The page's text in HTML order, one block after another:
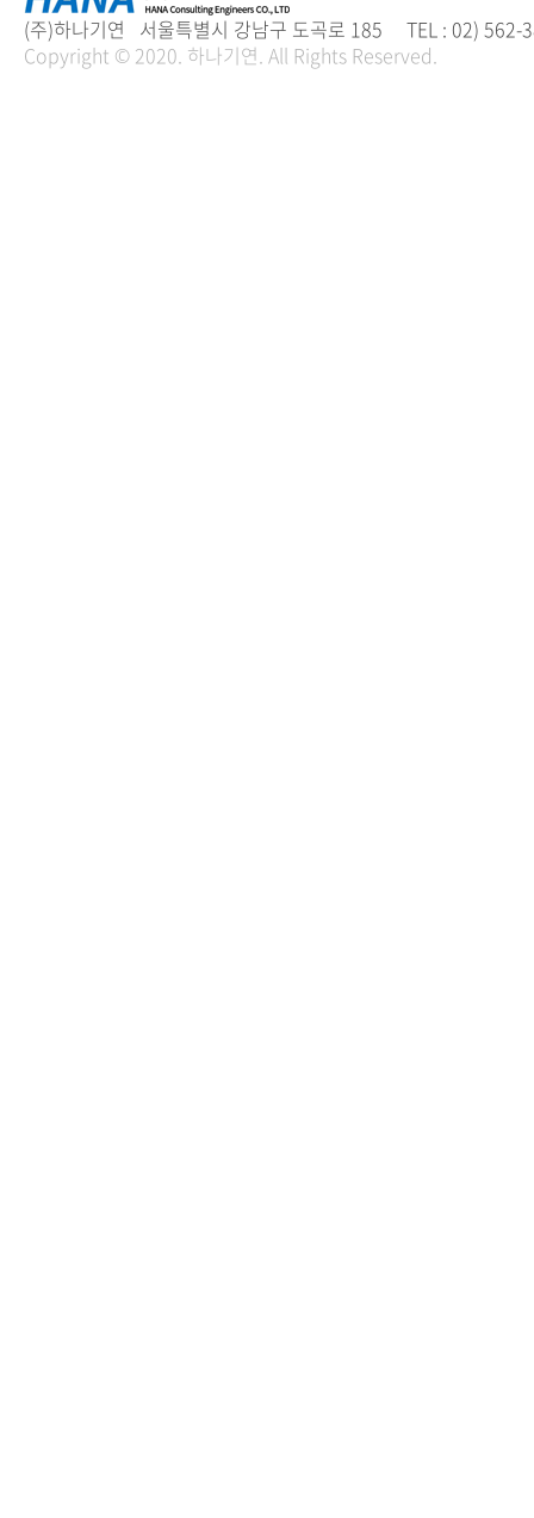
(주)하나기연 서울특별시 강남구 도곡로 185 TEL : 02)
Copyright © 2020. 하나기연. All Rights Reserved.